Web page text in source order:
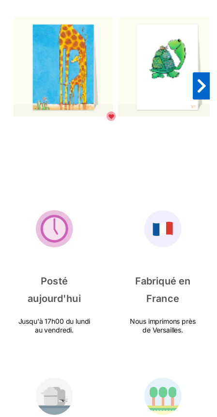
Posté
aujourd'hui
Jusqu'à 17h00 du lundi
au vendredi.
Fabriqué en
France
Nous imprimons près
de Versailles.